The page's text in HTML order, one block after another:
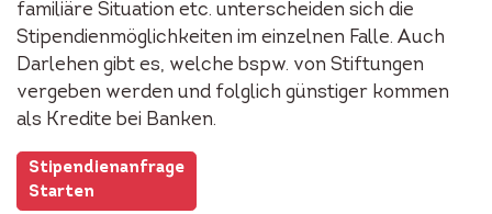
familiäre Situation etc. unterscheiden sich die
Stipendienmöglichkeiten im einzelnen Falle. Auch
Darlehen gibt es, welche bspw. von Stiftungen
vergeben werden und folglich günstiger kommen
als Kredite bei Banken.
Stipendienanfrage
Starten